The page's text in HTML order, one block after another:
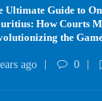
Ultimate Guide to
How Courts
the
ago 0